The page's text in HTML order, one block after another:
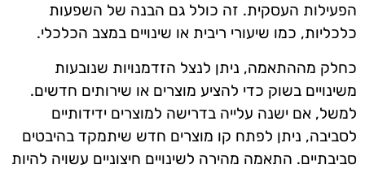
הפעילות העסקית. זה כולל גם הבנה של השפעות
כלכליות, כמו שיעורי ריבית או שינויים במצב הכלכלי.
כחלק מההתאמה, ניתן לנצל הזדמנויות שנובעות
משינויים בשוק כדי להציע מוצרים או שירותים חדשים.
למשל, אם ישנה עלייה בדרישה למוצרים ידידותיים
לסביבה, ניתן לפתח קו מוצרים חדש שיתמקד בהיבטים
סביבתיים. התאמה מהירה לשינויים חיצוניים עשויה להיות